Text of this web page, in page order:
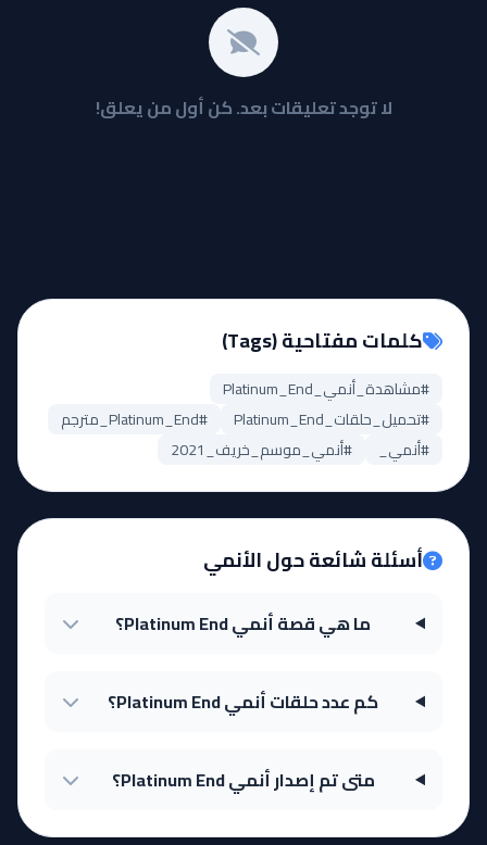
لا توجد تعليقات بعد. كن أول من يعلق!
كلمات مفتاحية (Tags)
#مشاهدة_أنمي_Platinum_End
#تحميل_حلقات_Platinum_End
#Platinum_End_مترجم
#أنمي_
#أنمي_موسم_خريف_2021
أسئلة شائعة حول الأنمي
ما هي قصة أنمي Platinum End؟
كم عدد حلقات أنمي Platinum End؟
متى تم إصدار أنمي Platinum End؟